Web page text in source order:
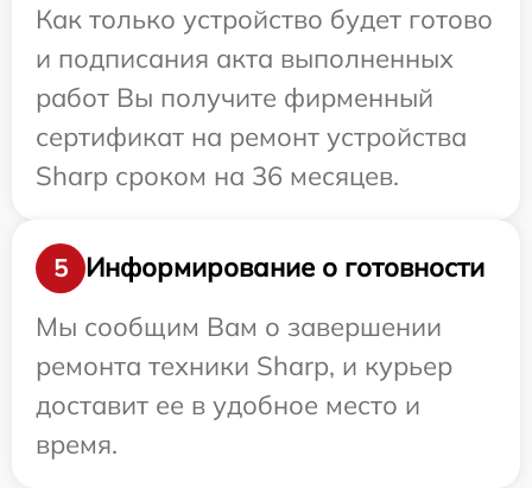
Как только устройство будет готово
и подписания акта выполненных
работ Вы получите фирменный
сертификат на ремонт устройства
Sharp сроком на 36 месяцев.
5
Информирование о готовности
Мы сообщим Вам о завершении
ремонта техники Sharp, и курьер
доставит ее в удобное место и
время.